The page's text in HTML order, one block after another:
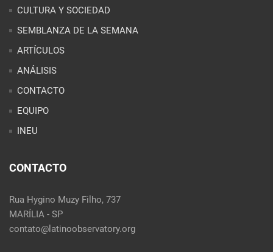
CULTURA Y SOCIEDAD
SEMBLANZA DE LA SEMANA
ARTÍCULOS
ANÁLISIS
CONTACTO
EQUIPO
INEU
CONTACTO
Rua Hygino Muzy Filho, 737
MARÍLIA - SP
contato@latinoobservatory.org